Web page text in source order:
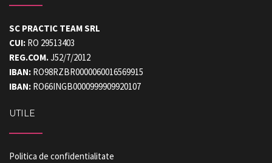
SC PRACTIC TEAM SRL
CUI: RO 29513403
REG.COM.J52/7/2012
IBAN: RO98RZBR0000060016569915
IBAN: RO66INGB0000999909920107
UTILE
Politica de confidentialitate